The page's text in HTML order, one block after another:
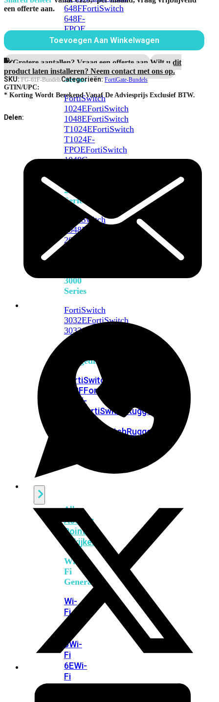
648FFortiSwitch
648F-
FPOE
FortiSwitch
1000
Series
FortiSwitch
1024EFortiSwitch
1048EFortiSwitch
T1024EFortiSwitch
T1024F-
FPOEFortiSwitch
1048G
2000
Series
FortiSwitch
2048F
2048F-
3000
Series
FortiSwitch
3032EFortiSwitch
3032G
Ruggedized
FortiSwitchRugged
108FFortiSwitchRugged
112F-
FortiSwitchRugged
FortiSwitchRugged
Alle
Access
Points
bekijken
Wi-
Fi
Generatie
Wi-
Fi
5
6Wi-
Fi
6EWi-
Fi
Threat
een offerte aan.
Toevoegen Aan Winkelwagen
Grotere aantallen? Vraag een offerte aan.Wilt u dit
product laten installeren? Neem contact met ons op.
SKU:FG-61F-BundelsCategorieën:FortiGate-Bundels
GTIN/UPC:
* Korting Wordt Berekend Vanaf De Adviesprijs Exclusief BTW.
Delen: